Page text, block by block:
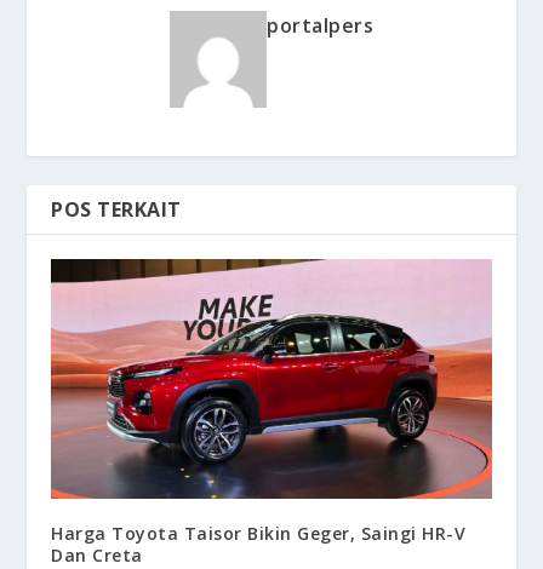
portalpers
POS TERKAIT
Harga Toyota Taisor Bikin Geger, Saingi HR-V
Dan Creta